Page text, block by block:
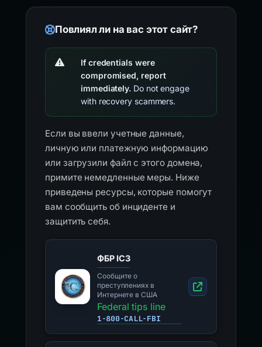
Повлиял ли на вас этот сайт?
If credentials were
compromised, report
immediately. Do not engage
with recovery scammers.
Если вы ввели учетные данные,
личную или платежную информацию
или загрузили файл с этого домена,
примите немедленные меры. Ниже
приведены ресурсы, которые помогут
вам сообщить об инциденте и
защитить себя.
ФБР IC3
Сообщите о
преступлениях в
Интернете в США
Federal tips line
1-800-CALL-FBI